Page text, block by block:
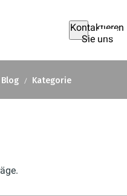
Kontaktieren
Sie uns
Blog Kategorie